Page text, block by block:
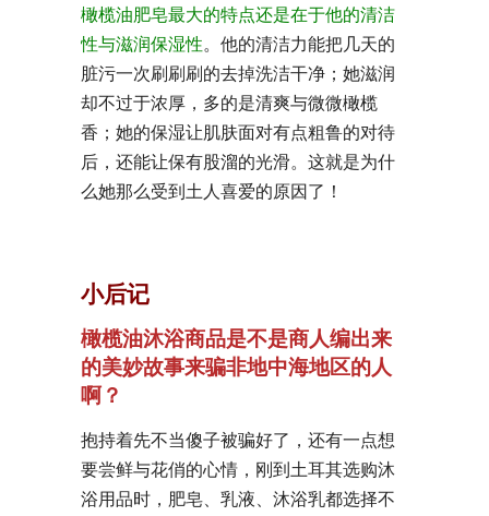
橄榄油肥皂最大的特点还是在于他的清洁
性与滋润保湿性。他的清洁力能把几天的
脏污一次刷刷刷的去掉洗洁干净；她滋润
却不过于浓厚，多的是清爽与微微橄榄
香；她的保湿让肌肤面对有点粗鲁的对待
后，还能让保有股溜的光滑。这就是为什
么她那么受到土人喜爱的原因了！
小后记
橄榄油沐浴商品是不是商人编出来
的美妙故事来骗非地中海地区的人
啊？
抱持着先不当傻子被骗好了，还有一点想
要尝鲜与花俏的心情，刚到土耳其选购沐
浴用品时，肥皂、乳液、沐浴乳都选择不